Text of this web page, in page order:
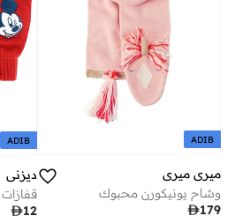
ADIB
ميري ميري
وشاح يونيكورن محبوك
179
ADIB
ديزني
12